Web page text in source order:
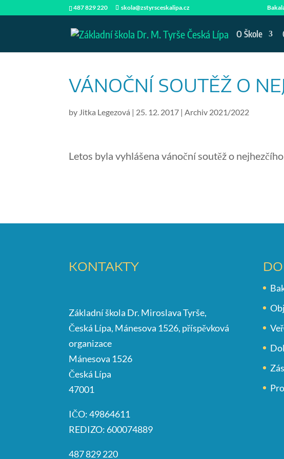
487 829 220 skola@zstyrsceskalipa.cz
O Škole
VÁNOČNÍ SOUTĚŽ O
by Jitka Legezová | 25. 12. 2017 |Archiv 2021/2022
Letos byla vyhlášena vánoční soutěž o
KONTAKTY
Základní škola Dr. Miroslava Tyrše,
Česká Lípa, Mánesova 1526, příspěvková
organizace
Mánesova 1526
Česká Lípa
47001
IČO: 49864611
REDIZO: 600074889
487 829 220